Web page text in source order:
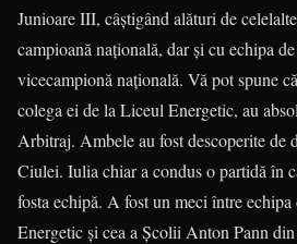
Junioare III, câştigând alături de
campioană naţională, dar şi cu echipa
vicecampionă naţională. Vă pot spune
colega ei de la Liceul Energetic, au
Arbitraj. Ambele au fost descoperite de
Ciulei. Iulia chiar a condus o partidă în
fosta echipă. A fost un meci între
Energetic şi cea a Şcolii Anton Pann